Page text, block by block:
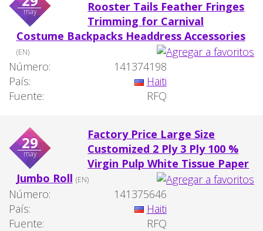
may
Rooster Tails Feather Fringes
Trimming for Carnival
Costume Backpacks Headdress Accessories
(EN)
Número:
141374198
País:
Haiti
Fuente:
RFQ
29
may
Factory Price Large Size
Customized 2 Ply 3 Ply 100 %
Virgin Pulp White Tissue Paper
Jumbo Roll (EN)
Número:
141375646
País:
Haiti
Fuente:
RFQ